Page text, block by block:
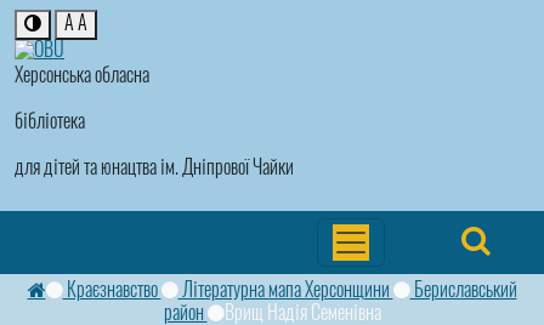
Херсонська обласна
бібліотека
для дітей та юнацтва ім. Дніпрової Чайки
A A
Краєзнавство Літературна мапа Херсонщини
Бериславський
район
Врищ Надія Семенівна